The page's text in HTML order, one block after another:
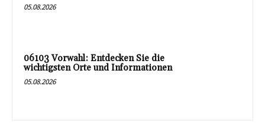
05.08.2026
06103 Vorwahl: Entdecken Sie die
wichtigsten Orte und Informationen
05.08.2026